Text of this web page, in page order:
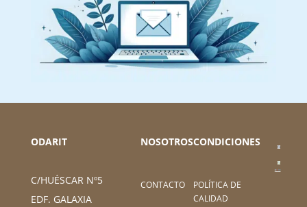
ODARIT
C/HUÉSCAR Nº5
EDF. GALAXIA
NOSOTROS
CONTACTO
CONDICIONES
POLÍTICA DE
CALIDAD